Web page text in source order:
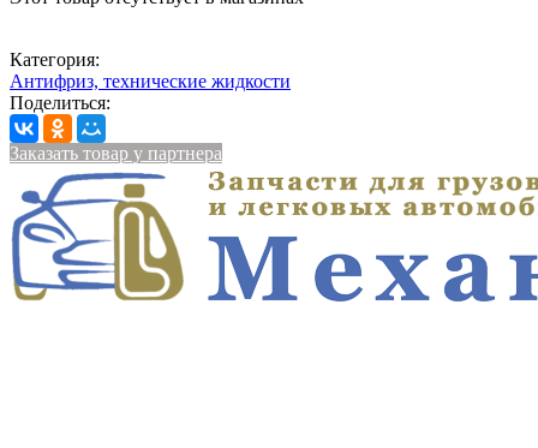
Категория:
Антифриз, технические жидкости
Поделиться:
Заказать товар у партнера